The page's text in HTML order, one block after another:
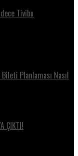
Tivibu
Planlaması Nasıl
ÇIKTI!